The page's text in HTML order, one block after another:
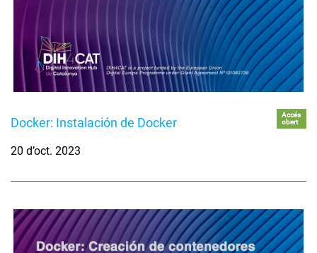
Docker: Instalación de Docker
Accés
obert
20 d’oct. 2023